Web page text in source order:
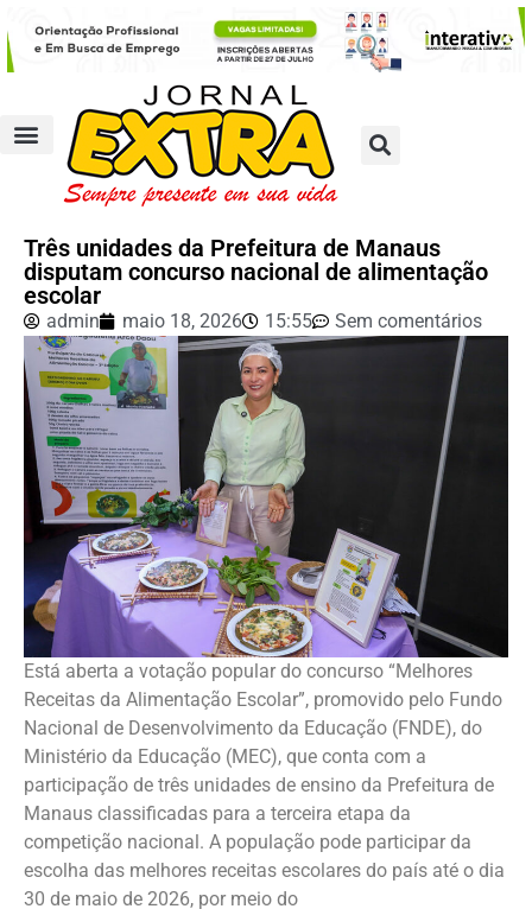
Três unidades da Prefeitura de Manaus
disputam concurso nacional de alimentação
escolar
admin maio 18, 2026 15:55 Sem comentários
Está aberta a votação popular do concurso “Melhores
Receitas da Alimentação Escolar”, promovido pelo Fundo
Nacional de Desenvolvimento da Educação (FNDE), do
Ministério da Educação (MEC), que conta com a
participação de três unidades de ensino da Prefeitura de
Manaus classificadas para a terceira etapa da
competição nacional. A população pode participar da
escolha das melhores receitas escolares do país até o dia
30 de maio de 2026, por meio do